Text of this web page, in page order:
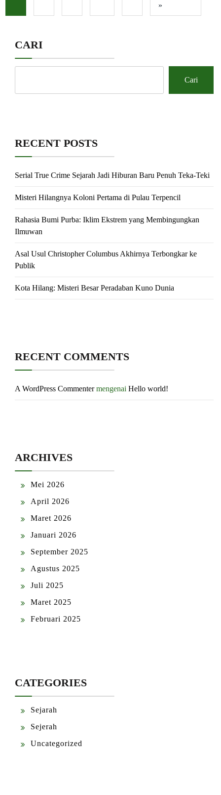
»
CARI
Cari
RECENT POSTS
Serial True Crime Sejarah Jadi Hiburan Baru Penuh Teka-Teki
Misteri Hilangnya Koloni Pertama di Pulau Terpencil
Rahasia Bumi Purba: Iklim Ekstrem yang Membingungkan
Ilmuwan
Asal Usul Christopher Columbus Akhirnya Terbongkar ke
Publik
Kota Hilang: Misteri Besar Peradaban Kuno Dunia
RECENT COMMENTS
A WordPress Commentermengenai Hello world!
ARCHIVES
Mei 2026
April 2026
Maret 2026
Januari 2026
September 2025
Agustus 2025
Juli 2025
Maret 2025
Februari 2025
CATEGORIES
Sejarah
Sejerah
Uncategorized